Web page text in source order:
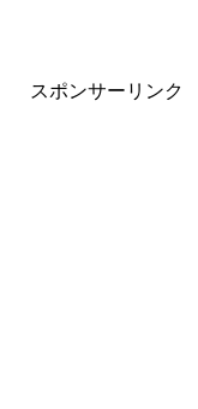
スポンサーリンク